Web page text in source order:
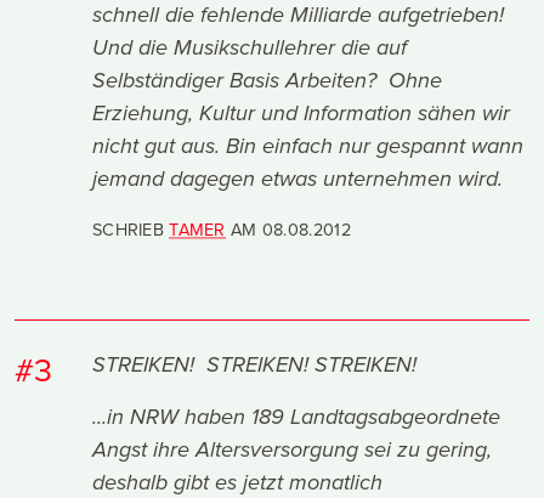
schnell die fehlende Milliarde aufgetrieben!
Und die Musikschullehrer die auf
Selbständiger Basis Arbeiten? Ohne
Erziehung, Kultur und Information sähen wir
nicht gut aus. Bin einfach nur gespannt wann
jemand dagegen etwas unternehmen wird.
SCHRIEBTAMER AM 08.08.2012
#3
STREIKEN! STREIKEN! STREIKEN!
...in NRW haben 189 Landtagsabgeordnete
Angst ihre Altersversorgung sei zu gering,
deshalb gibt es jetzt monatlich